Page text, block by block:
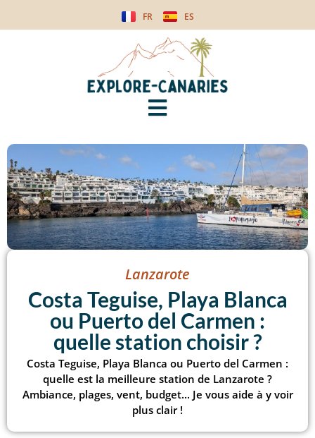
FR ES
Lanzarote
Costa Teguise, Playa Blanca
ou Puerto del Carmen :
quelle station choisir ?
Costa Teguise, Playa Blanca ou Puerto del Carmen :
quelle est la meilleure station de Lanzarote ?
Ambiance, plages, vent, budget... Je vous aide à y voir
plus clair !